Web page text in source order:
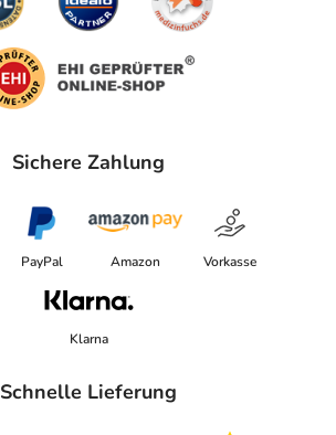
Sichere Zahlung
PayPal Amazon Vorkasse
Klarna
Schnelle Lieferung